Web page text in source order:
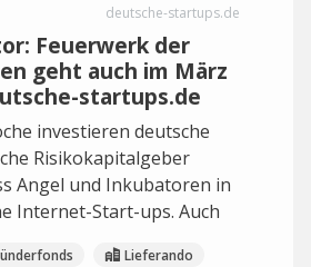
deutsche-startups.de
Feuerwerk der
geht auch im März
startups.de
investieren deutsche
Risikokapitalgeber
Angel und Inkubatoren in
Internet-Start-ups. Auch
Lieferando